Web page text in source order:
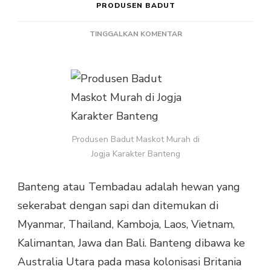
PRODUSEN BADUT
TINGGALKAN KOMENTARPADA
DI
BANTENG
Produsen Badut Maskot Murah di
Jogja Karakter Banteng
Banteng atau Tembadau adalah hewan yang
sekerabat dengan sapi dan ditemukan di
Myanmar, Thailand, Kamboja, Laos, Vietnam,
Kalimantan, Jawa dan Bali. Banteng dibawa ke
Australia Utara pada masa kolonisasi Britania